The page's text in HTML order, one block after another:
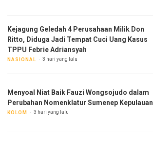
Kejagung Geledah 4 Perusahaan Milik Don
Ritto, Diduga Jadi Tempat Cuci Uang Kasus
TPPU Febrie Adriansyah
NASIONAL 3 hari yang lalu
Menyoal Niat Baik Fauzi Wongsojudo dalam
Perubahan Nomenklatur Sumenep Kepulauan
KOLOM 3 hari yang lalu